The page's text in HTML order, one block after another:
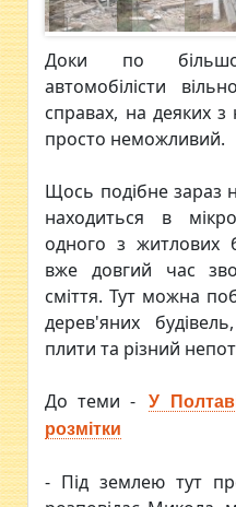
Доки по
автомобілісти
справах, на деяких з
просто неможливий.
Щось подібне зараз
находиться в
одного з житлових
вже довгий час
сміття. Тут можна
дерев'яних
плити та різний
До теми -
У
розмітки
- Під землею тут